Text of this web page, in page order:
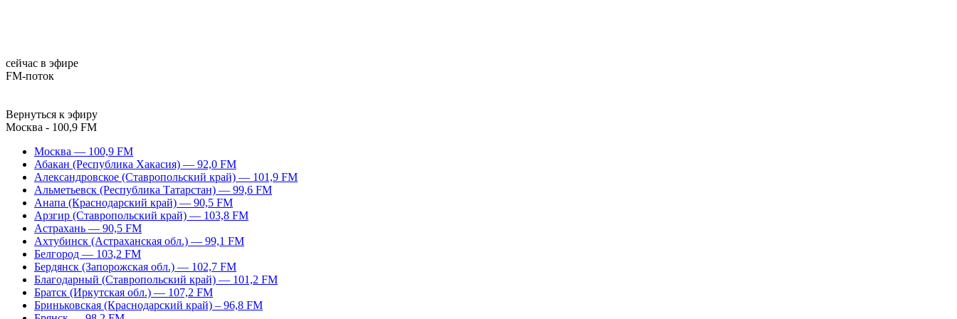
сейчас в эфире
FM-поток
Вернуться к эфиру
Москва - 100,9 FM
Москва — 100,9 FM
Абакан (Республика Хакасия) — 92,0 FM
Александровское (Ставропольский край) — 101,9 FM
Альметьевск (Республика Татарстан) — 99,6 FM
Анапа (Краснодарский край) — 90,5 FM
Арзгир (Ставропольский край) — 103,8 FM
Астрахань — 90,5 FM
Ахтубинск (Астраханская обл.) — 99,1 FM
Белгород — 103,2 FM
Бердянск (Запорожская обл.) — 102,7 FM
Благодарный (Ставропольский край) — 101,2 FM
Братск (Иркутская обл.) — 107,2 FM
Бриньковская (Краснодарский край) – 96,8 FM